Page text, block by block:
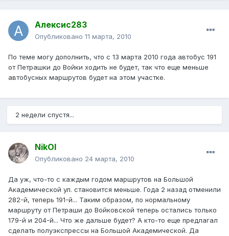
Алексис283
Опубликовано 11 марта, 2010
По теме могу дополнить, что с 13 марта 2010 года автобус 191
от Петрашки до Войки ходить не будет, так что еще меньше
автобусных маршрутов будет на этом участке.
2 недели спустя...
NikOl
Опубликовано 24 марта, 2010
Да уж, что-то с каждым годом маршрутов на Большой
Академической ул. становится меньше. Года 2 назад отменили
282-й, теперь 191-й... Таким образом, по нормальному
маршруту от Петраши до Войковской теперь остались только
179-й и 204-й... Что же дальше будет? А кто-то еще предлагал
сделать полуэкспрессы на Большой Академической. Да